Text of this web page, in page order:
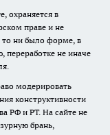
охраняется в
праве и не
то ни было форме, в
переработке не иначе
модерировать
конструктивности
РФ и РТ. На сайте не
брань,